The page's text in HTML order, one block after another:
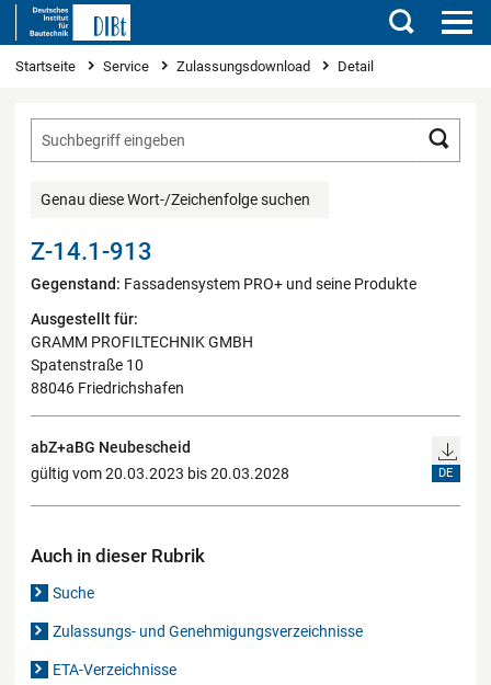
Suchen
Sie sind hier
Startseite Service Zulassungsdownload Detail
Genau diese Wort-/Zeichenfolge suchen
Z-14.1-913
Gegenstand: Fassadensystem PRO+ und seine Produkte
Ausgestellt für:
GRAMM PROFILTECHNIK GMBH
Spatenstraße 10
88046 Friedrichshafen
abZ+aBG Neubescheid
gültig vom 20.03.2023 bis 20.03.2028
DE
Auch in dieser Rubrik
Suche
Zulassungs- und Genehmigungsverzeichnisse
ETA-Verzeichnisse